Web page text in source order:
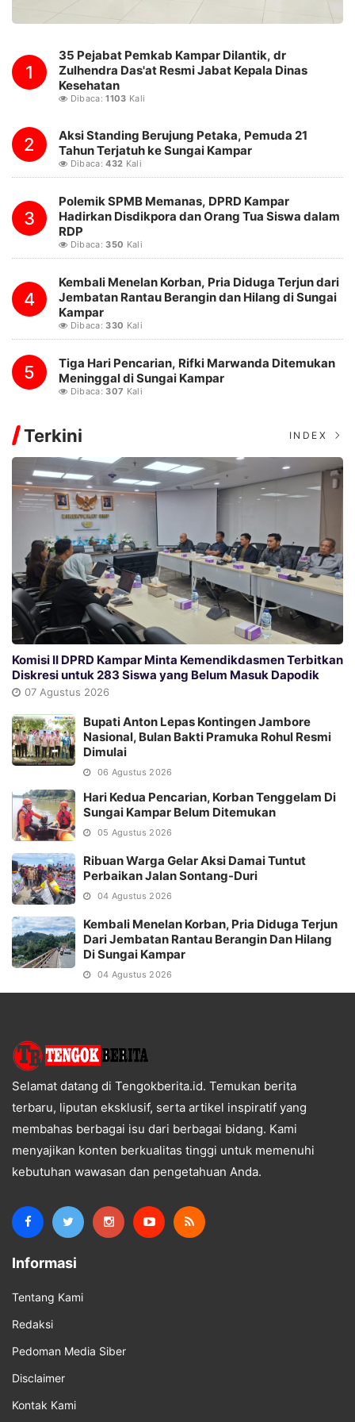
1
35 Pejabat Pemkab Kampar Dilantik, dr
Zulhendra Das'at Resmi Jabat Kepala Dinas
Kesehatan
Dibaca:1103 Kali
2
Aksi Standing Berujung Petaka, Pemuda 21
Tahun Terjatuh ke Sungai Kampar
Dibaca:432 Kali
3
Polemik SPMB Memanas, DPRD Kampar
Hadirkan Disdikpora dan Orang Tua Siswa dalam
RDP
Dibaca:350 Kali
4
Kembali Menelan Korban, Pria Diduga Terjun dari
Jembatan Rantau Berangin dan Hilang di Sungai
Kampar
Dibaca:330 Kali
5
Tiga Hari Pencarian, Rifki Marwanda Ditemukan
Meninggal di Sungai Kampar
Dibaca:307 Kali
Terkini INDEX
Komisi II DPRD Kampar Minta Kemendikdasmen Terbitkan
Diskresi untuk 283 Siswa yang Belum Masuk Dapodik
07 Agustus 2026
Bupati Anton Lepas Kontingen Jambore
Nasional, Bulan Bakti Pramuka Rohul Resmi
Dimulai
06 Agustus 2026
Hari Kedua Pencarian, Korban Tenggelam Di
Sungai Kampar Belum Ditemukan
05 Agustus 2026
Ribuan Warga Gelar Aksi Damai Tuntut
Perbaikan Jalan Sontang-Duri
04 Agustus 2026
Kembali Menelan Korban, Pria Diduga Terjun
Dari Jembatan Rantau Berangin Dan Hilang
Di Sungai Kampar
04 Agustus 2026
Selamat datang di Tengokberita.id. Temukan berita
terbaru, liputan eksklusif, serta artikel inspiratif yang
membahas berbagai isu dari berbagai bidang. Kami
menyajikan konten berkualitas tinggi untuk memenuhi
kebutuhan wawasan dan pengetahuan Anda.
Informasi
Tentang Kami
Redaksi
Pedoman Media Siber
Disclaimer
Kontak Kami